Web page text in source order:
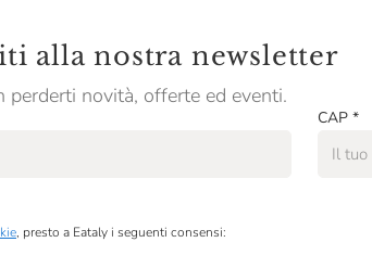
alla nostra newsletter
perderti novità, offerte ed eventi.
CAP *
, presto a Eataly i seguenti consensi: